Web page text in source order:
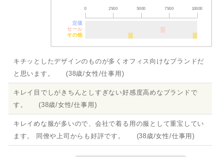
0 2500 5000 7500 10000
定価
セール
その他
キチッとしたデザインのものが多くオフィス向けなブランドだ
と思います。 (38歳/女性/仕事用)
キレイ目でしがきちんとしすぎない好感度高めなブランドで
す。 (38歳/女性/仕事用)
キレイめな服が多いので、会社で着る用の服として重宝してい
ます。 同僚や上司からも好評です。 (38歳/女性/仕事用)